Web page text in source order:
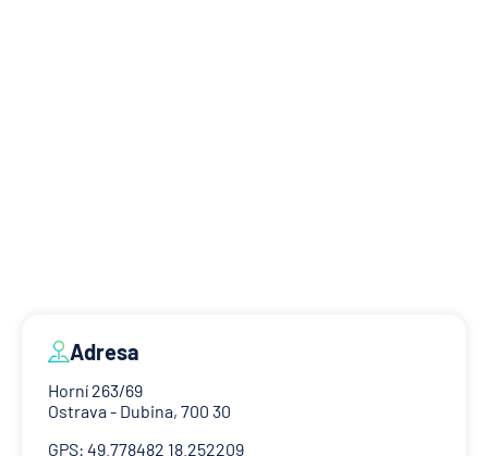
Adresa
Horní 263/69
Ostrava - Dubina, 700 30
GPS: 49.778482 18.252209